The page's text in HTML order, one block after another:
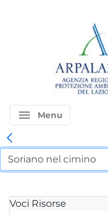
menu Menu
Voci Risorse